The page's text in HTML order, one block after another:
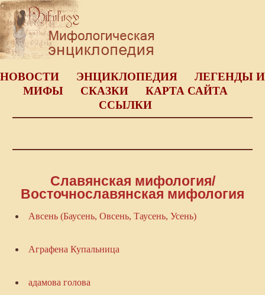
НОВОСТИ ЭНЦИКЛОПЕДИЯ
ЛЕГЕНДЫ И
МИФЫ
СКАЗКИ
КАРТА САЙТА
ССЫЛКИ
Славянская мифология/
Восточнославянская мифология
Авсень (Баусень, Овсень, Таусень, Усень)
Аграфена Купальница
адамова голова